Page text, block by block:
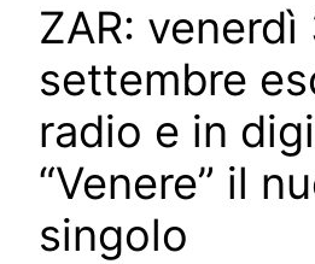
ZAR: venerdì
settembre
radio e in
“Venere” il
singolo